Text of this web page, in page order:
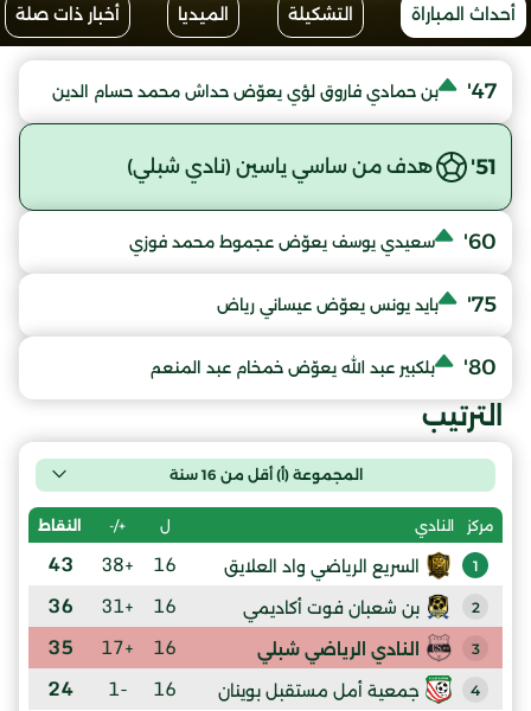
أحداث المباراة التشكيلة الميديا أخبار ذات صلة
47' بن حمادي فاروق لؤي يعوّض حداش محمد حسام الدين
51' هدف من ساسي ياسين (نادي شبلي)
60' سعيدي يوسف يعوّض عجموط محمد فوزي
75' بايد يونس يعوّض عيساني رياض
80' بلكبير عبد الله يعوّض خمخام عبد المنعم
الترتيب
المجموعة (أ) أقل من 16 سنة
مركز النادي ل +/- النقاط
1 السريع الرياضي واد العلايق 16
+38
43
2 بن شعبان فوت أكاديمي 16
+31
36
3 النادي الرياضي شبلي 16
+17
35
4 جمعية أمل مستقبل بوينان 16
-1
24